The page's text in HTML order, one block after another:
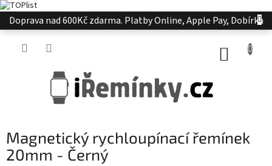
Přejít
na
Doprava nad 600Kč zdarma. Platby Online, Apple Pay, Dobírka
Magnetický rychloupínací řemínek
20mm - Černý